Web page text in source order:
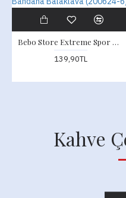
Bebo Store Extreme Spor Motor ve Bisiklet Kullananlara Özel Desenli Buff Boyunluk Bandana Balaklava (200624-6)
139,90TL
Kahve